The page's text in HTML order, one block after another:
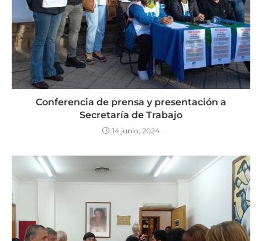
Conferencia de prensa y presentación a
Secretaría de Trabajo
14 junio, 2024